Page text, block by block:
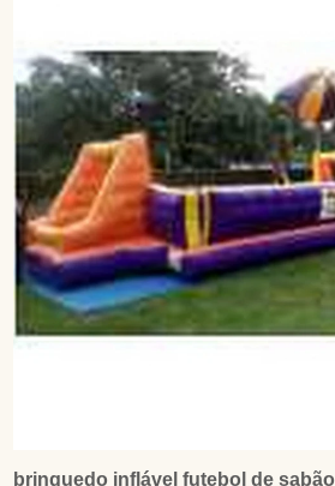
brinquedo inflável futebol de sabão